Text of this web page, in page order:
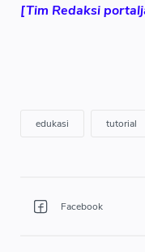
[Tim Redaksi